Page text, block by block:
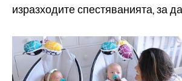
изразходите спестяванията, за